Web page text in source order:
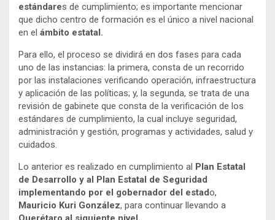
estándares de cumplimiento; es importante mencionar
que dicho centro de formación es el único a nivel nacional
en el ámbito estatal.
Para ello, el proceso se dividirá en dos fases para cada
uno de las instancias: la primera, consta de un recorrido
por las instalaciones verificando operación, infraestructura
y aplicación de las políticas; y, la segunda, se trata de una
revisión de gabinete que consta de la verificación de los
estándares de cumplimiento, la cual incluye seguridad,
administración y gestión, programas y actividades, salud y
cuidados.
Lo anterior es realizado en cumplimiento al Plan Estatal
de Desarrollo y al Plan Estatal de Seguridad
implementando por el gobernador del estado,
Mauricio Kuri González, para continuar llevando a